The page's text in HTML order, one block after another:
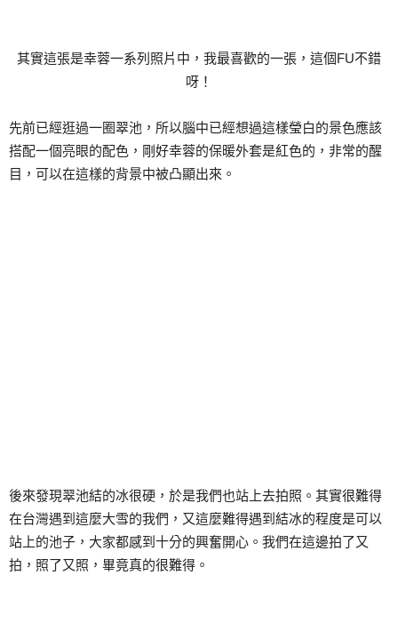
其實這張是幸蓉一系列照片中，我最喜歡的一張，這個FU不錯
呀！
先前已經逛過一圈翠池，所以腦中已經想過這樣瑩白的景色應該
搭配一個亮眼的配色，剛好幸蓉的保暖外套是紅色的，非常的醒
目，可以在這樣的背景中被凸顯出來。
後來發現翠池結的冰很硬，於是我們也站上去拍照。其實很難得
在台灣遇到這麼大雪的我們，又這麼難得遇到結冰的程度是可以
站上的池子，大家都感到十分的興奮開心。我們在這邊拍了又
拍，照了又照，畢竟真的很難得。